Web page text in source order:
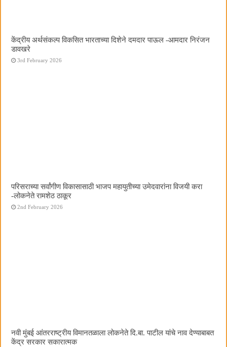
केंद्रीय अर्थसंकल्प विकसित भारताच्या दिशेने दमदार पाऊल -आमदार निरंजन
डावखरे
3rd February 2026
परिसराच्या सर्वांगीण विकासासाठी भाजप महायुतीच्या उमेदवारांना विजयी करा
-लोकनेते रामशेठ ठाकूर
2nd February 2026
नवी मुंबई आंतरराष्ट्रीय विमानतळाला लोकनेते दि.बा. पाटील यांचे नाव देण्याबाबत
केंद्र सरकार सकारात्मक